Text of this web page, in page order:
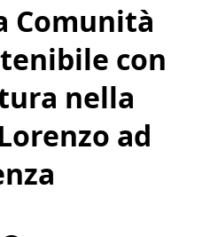
Comunità
con
nella
ad